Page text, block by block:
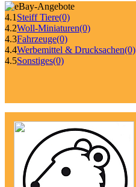
4.1 Steiff Tiere(0)
4.2Woll-Miniaturen(0)
4.3Fahrzeuge(0)
4.4Werbemittel & Drucksachen(0)
4.5Sonstiges(0)